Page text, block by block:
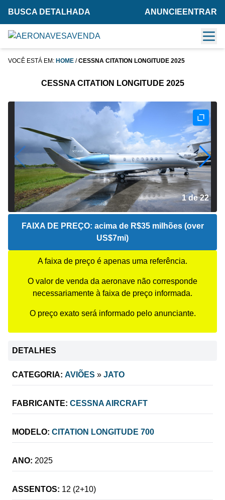
BUSCA DETALHADA ANUNCIE ENTRAR
VOCÊ ESTÁ EM: HOME /CESSNA CITATION LONGITUDE 2025
CESSNA CITATION LONGITUDE 2025
2 de 22
FAIXA DE PREÇO: acima de R$35 milhões (over
US$7mi)
A faixa de preço é apenas uma referência.
O valor de venda da aeronave não corresponde
necessariamente à faixa de preço informada.
O preço exato será informado pelo anunciante.
DETALHES
CATEGORIA: AVIÕES » JATO
FABRICANTE: CESSNA AIRCRAFT
MODELO: CITATION LONGITUDE 700
ANO: 2025
ASSENTOS: 12 (2+10)